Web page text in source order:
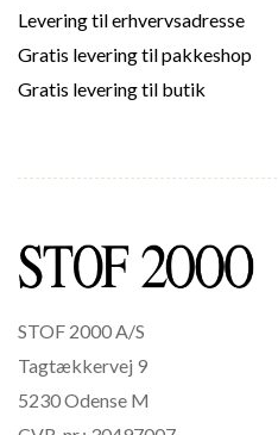
Levering til erhvervsadresse
Gratis levering til pakkeshop
Gratis levering til butik
STOF 2000 A/S
Tagtækkervej 9
5230 Odense M